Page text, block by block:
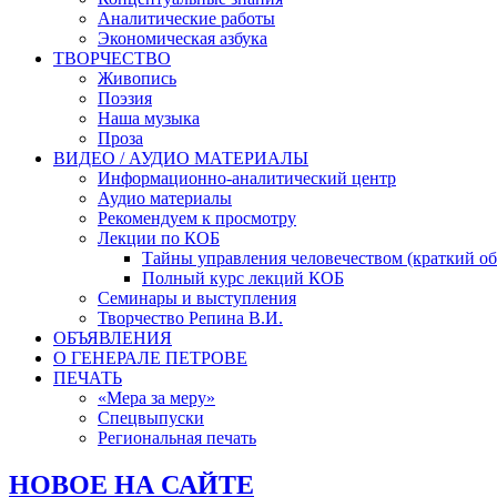
Аналитические работы
Экономическая азбука
ТВОРЧЕСТВО
Живопись
Поэзия
Наша музыка
Проза
ВИДЕО / АУДИО МАТЕРИАЛЫ
Информационно-аналитический центр
Аудио материалы
Рекомендуем к просмотру
Лекции по КОБ
Тайны управления человечеством (краткий
Полный курс лекций КОБ
Семинары и выступления
Творчество Репина В.И.
ОБЪЯВЛЕНИЯ
О ГЕНЕРАЛЕ ПЕТРОВЕ
ПЕЧАТЬ
«Мера за меру»
Спецвыпуски
Региональная печать
НОВОЕ НА САЙТЕ